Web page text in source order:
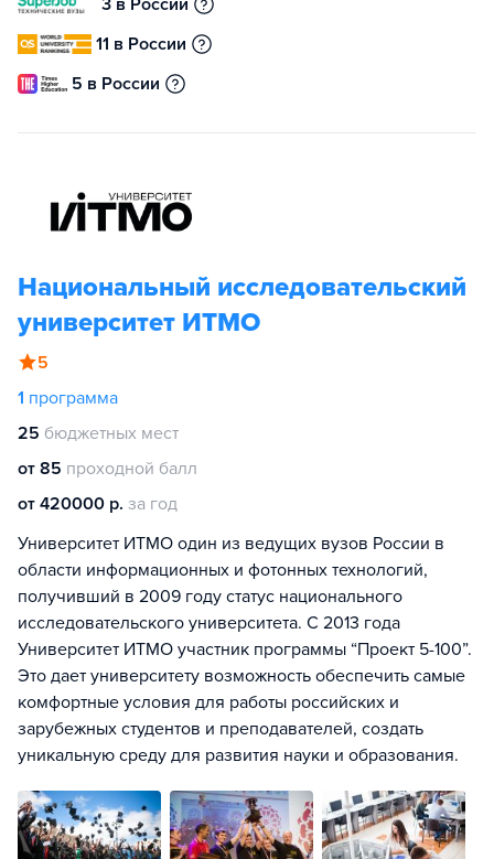
3 в России
11 в России
5 в России
Национальный исследовательский
университет ИТМО
5
1 программа
25 бюджетных мест
от 85 проходной балл
от 420000 р. за год
Университет ИТМО один из ведущих вузов России в
области информационных и фотонных технологий,
получивший в 2009 году статус национального
исследовательского университета. С 2013 года
Университет ИТМО участник программы “Проект 5-100”.
Это дает университету возможность обеспечить самые
комфортные условия для работы российских и
зарубежных студентов и преподавателей, создать
уникальную среду для развития науки и образования.